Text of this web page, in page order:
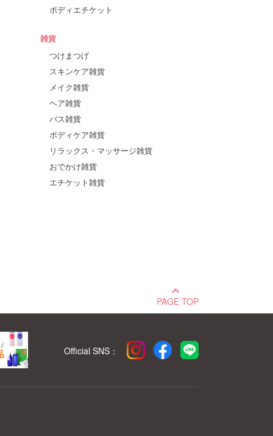
ボディエチケット
雑貨
つけまつげ
スキンケア雑貨
メイク雑貨
ヘア雑貨
バス雑貨
ボディケア雑貨
リラックス・マッサージ雑貨
おでかけ雑貨
エチケット雑貨
keyboard_arrow_up
PAGE TOP
Official SNS：